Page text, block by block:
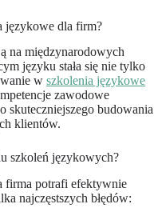
językowe dla firm?
na międzynarodowych
języku stała się nie tylko
w szkolenia językowe
zawodowe
skuteczniejszego budowania
klientów.
szkoleń językowych?
firma potrafi efektywnie
najczęstszych błędów: